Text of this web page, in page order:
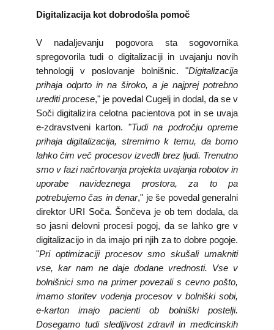
Digitalizacija kot dobrodošla pomoč
V nadaljevanju pogovora sta sogovornika
spregovorila tudi o digitalizaciji in uvajanju novih
tehnologij v poslovanje bolnišnic. "Digitalizacija
prihaja odprto in na široko, a je najprej potrebno
urediti procese," je povedal Cugelj in dodal, da se v
Soči digitalizira celotna pacientova pot in se uvaja
e-zdravstveni karton. "Tudi na področju opreme
prihaja digitalizacija, stremimo k temu, da bomo
lahko čim več procesov izvedli brez ljudi. Trenutno
smo v fazi načrtovanja projekta uvajanja robotov in
uporabe navideznega prostora, za to pa
potrebujemo čas in denar," je še povedal generalni
direktor URI Soča. Šončeva je ob tem dodala, da
so jasni delovni procesi pogoj, da se lahko gre v
digitalizacijo in da imajo pri njih za to dobre pogoje.
"Pri optimizaciji procesov smo skušali umakniti
vse, kar nam ne daje dodane vrednosti. Vse v
bolnišnici smo na primer povezali s cevno pošto,
imamo storitev vodenja procesov v bolniški sobi,
e-karton imajo pacienti ob bolniški postelji.
Dosegamo tudi sledljivost zdravil in medicinskih